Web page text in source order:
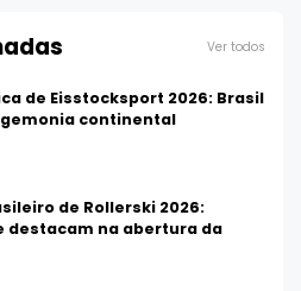
Ver todos
de Eisstocksport 2026: Brasil
continental
de Rollerski 2026:
destacam na abertura da